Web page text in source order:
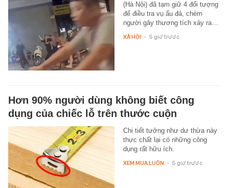
(Hà Nội) đã tạm giữ 4 đối tượng
để điều tra vụ ẩu đả, chém
người gây thương tích xảy ra…
XÃ HỘI - 5 giờ trước
Hơn 90% người dùng không biết công
dụng của chiếc lỗ trên thước cuộn
Chi tiết tưởng như dư thừa này
thực chất lại có những công
dụng rất hữu ích.
XEM MUA LUÔN - 5 giờ trước